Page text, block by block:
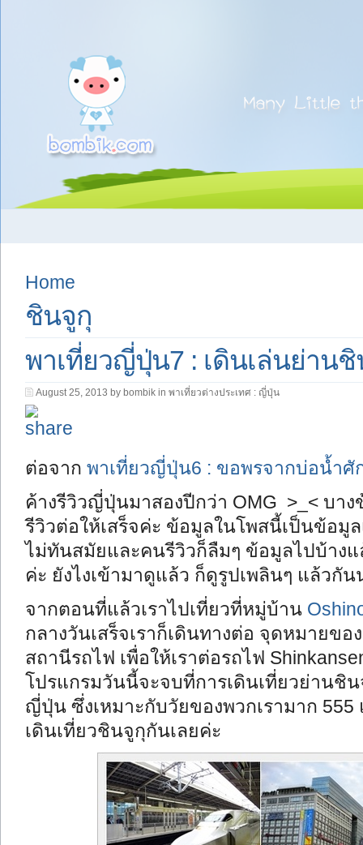
Home
ชินจูกุ
พาเที่ยวญี่ปุ่น7 : เดินเล่นย่านชิ
August 25, 2013 by bombik in พาเที่ยวต่างประเทศ : ญี่ปุ่น
ต่อจาก พาเที่ยวญี่ปุ่น6 : ขอพรจากบ่อน้ำศั
ค้างรีวิวญี่ปุ่นมาสองปีกว่า OMG >_< บา
รีวิวต่อให้เสร็จค่ะ ข้อมูลในโพสนี้เป็นข้อมูล
ไม่ทันสมัยและคนรีวิวก็ลืมๆ ข้อมูลไปบ้าง
ค่ะ ยังไงเข้ามาดูแล้ว ก็ดูรูปเพลินๆ แล้วกัน
จากตอนที่แล้วเราไปเที่ยวที่หมู่บ้าน
กลางวันเสร็จเราก็เดินทางต่อ จุดหมายข
สถานีรถไฟ เพื่อให้เราต่อรถไฟ
โปรแกรมวันนี้จะจบที่การเดินเที่ยวย่าน
ญี่ปุ่น ซึ่งเหมาะกับวัยของพวกเรามาก
เดินเที่ยวชินจูกุกันเลยค่ะ